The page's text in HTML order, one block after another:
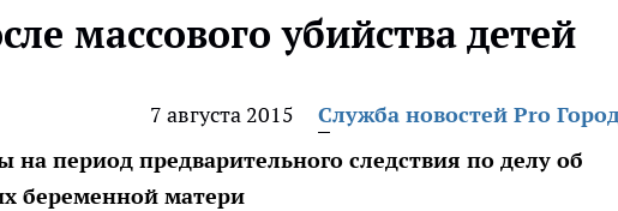
массового убийства детей
7 августа 2015
Служба новостей Pro
на период предварительного следствия по делу об
беременной матери